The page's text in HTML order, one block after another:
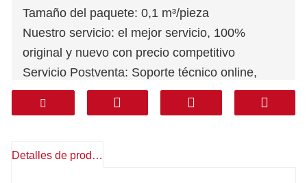
Tamaño del paquete: 0,1 m³/pieza
Nuestro servicio: el mejor servicio, 100%
original y nuevo con precio competitivo
Servicio Postventa: Soporte técnico online,
repuestos gratuitos, devoluciones, otros
Garantía: 1 año
Puerta a puerta (línea profesional, impuestos
Detalles de producto